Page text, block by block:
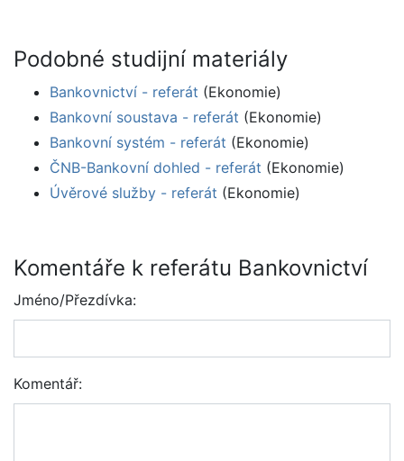
Podobné studijní materiály
Bankovnictví - referát (Ekonomie)
Bankovní soustava - referát (Ekonomie)
Bankovní systém - referát (Ekonomie)
ČNB-Bankovní dohled - referát (Ekonomie)
Úvěrové služby - referát (Ekonomie)
Komentáře k referátu Bankovnictví
Jméno/Přezdívka:
Komentář: